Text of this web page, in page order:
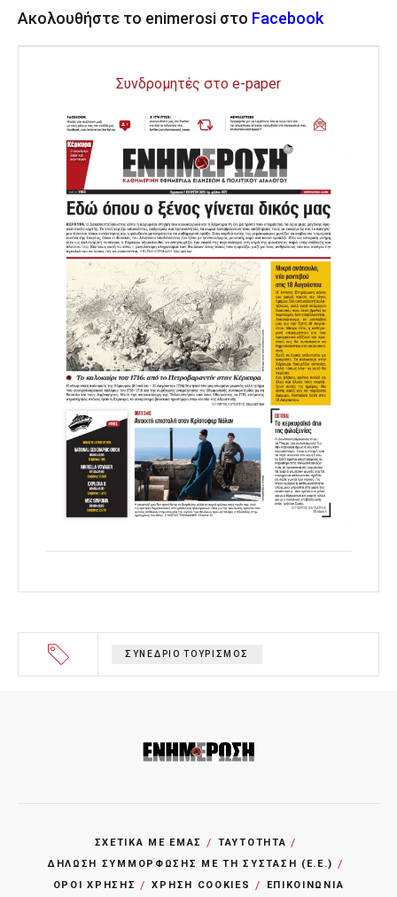
Ακολουθήστε το enimerosi στο Facebook
Συνδρομητές στο e-paper
ΣΥΝΕΔΡΙΟ ΤΟΥΡΙΣΜΟΣ
ΣΧΕΤΙΚΑ ΜΕ ΕΜΑΣ
ΤΑΥΤΟΤΗΤΑ
ΔΗΛΩΣΗ ΣΥΜΜΟΡΦΩΣΗΣ ΜΕ ΤΗ ΣΥΣΤΑΣΗ (Ε.Ε.)
ΌΡΟΙ ΧΡΗΣΗΣ
ΧΡΗΣΗ COOKIES ΕΠΙΚΟΙΝΩΝΙΑ